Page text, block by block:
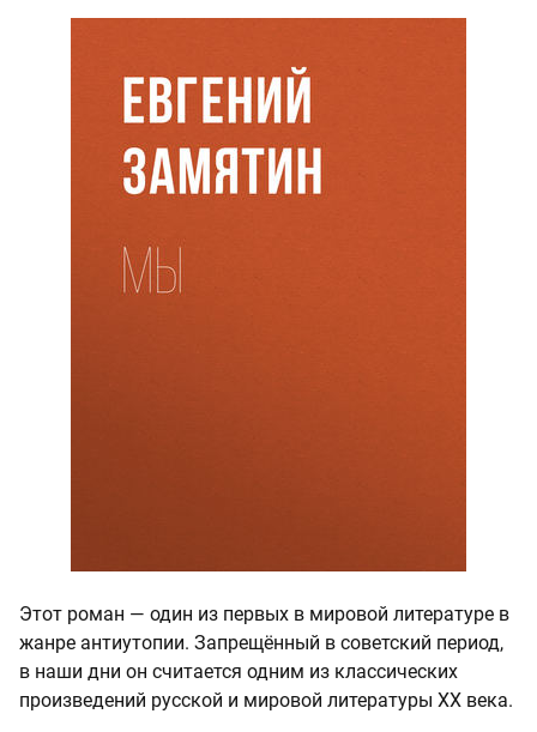
Этот роман — один из первых в мировой литературе в
жанре антиутопии. Запрещённый в советский период,
в наши дни он считается одним из классических
произведений русской и мировой литературы ХХ века.